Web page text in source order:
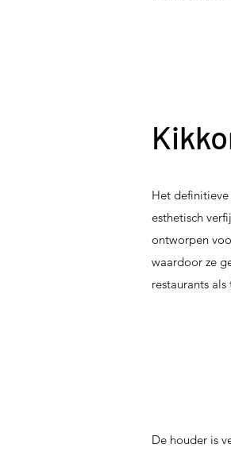
Het
esthetisch
ontworpen
waardoor ze
restaurants
De houder is